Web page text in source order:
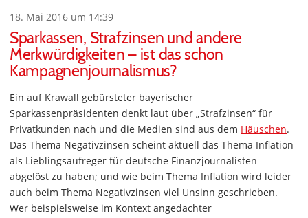
18. Mai 2016 um 14:39
Sparkassen, Strafzinsen und andere
Merkwürdigkeiten – ist das schon
Kampagnenjournalismus?
Ein auf Krawall gebürsteter bayerischer
Sparkassenpräsidenten denkt laut über „Strafzinsen“ für
Privatkunden nach und die Medien sind aus dem Häuschen.
Das Thema Negativzinsen scheint aktuell das Thema Inflation
als Lieblingsaufreger für deutsche Finanzjournalisten
abgelöst zu haben; und wie beim Thema Inflation wird leider
auch beim Thema Negativzinsen viel Unsinn geschrieben.
Wer beispielsweise im Kontext angedachter